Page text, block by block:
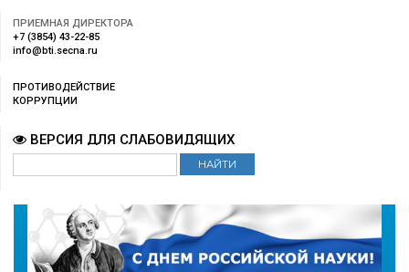
ПРИЕМНАЯ ДИРЕКТОРА
+7 (3854) 43-22-85
info@bti.secna.ru
ПРОТИВОДЕЙСТВИЕ
КОРРУПЦИИ
ВЕРСИЯ ДЛЯ СЛАБОВИДЯЩИХ